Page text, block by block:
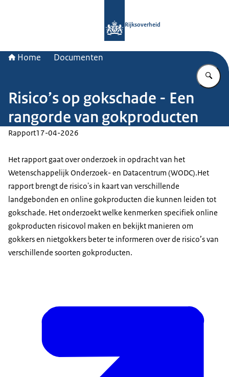
Rijksoverheid
Home Documenten
Risico’s op gokschade - Een
rangorde van gokproducten
Rapport17-04-2026
Het rapport gaat over onderzoek in opdracht van het
Wetenschappelijk Onderzoek- en Datacentrum (WODC).Het
rapport brengt de risico's in kaart van verschillende
landgebonden en online gokproducten die kunnen leiden tot
gokschade. Het onderzoekt welke kenmerken specifiek online
gokproducten risicovol maken en bekijkt manieren om
gokkers en nietgokkers beter te informeren over de risico’s van
verschillende soorten gokproducten.